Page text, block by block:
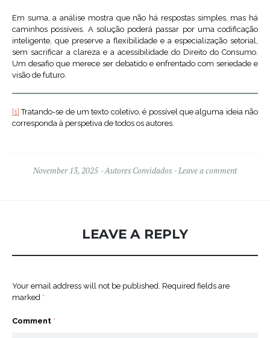
Em suma, a análise mostra que não há respostas simples, mas há
caminhos possíveis. A solução poderá passar por uma codificação
inteligente, que preserve a flexibilidade e a especialização setorial,
sem sacrificar a clareza e a acessibilidade do Direito do Consumo.
Um desafio que merece ser debatido e enfrentado com seriedade e
visão de futuro.
[1] Tratando-se de um texto coletivo, é possível que alguma ideia não
corresponda à perspetiva de todos os autores.
November 13, 2025 Autores Convidados Leave a comment
LEAVE A REPLY
Your email address will not be published. Required fields are
marked *
Comment *